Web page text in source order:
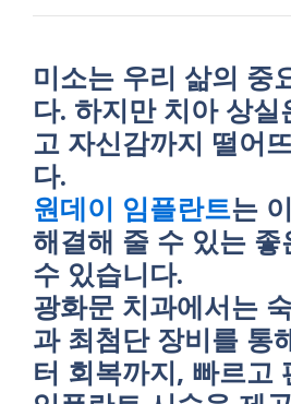
미소는 우리 삶의 중
다. 하지만 치아 상실
고 자신감까지 떨어
다.
원데이 임플란트는
해결해 줄 수 있는 좋
수 있습니다.
광화문 치과에서는
과 최첨단 장비를 통
터 회복까지, 빠르고